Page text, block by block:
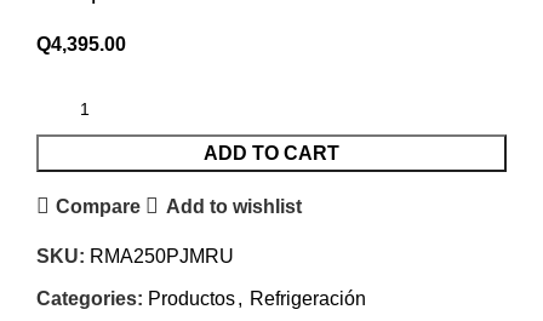
Q4,395.00
ADD TO CART
Compare Add to wishlist
SKU: RMA250PJMRU
Categories: Productos, Refrigeración